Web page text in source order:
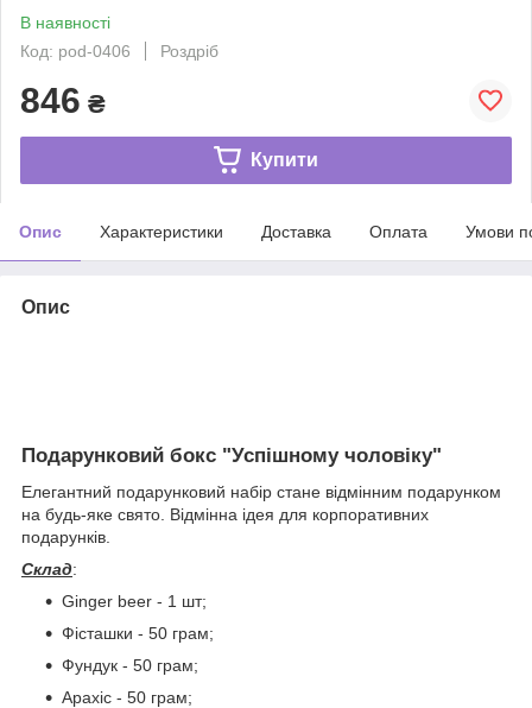
В наявності
Код: pod-0406
Роздріб
846 ₴
Купити
Опис Характеристики Доставка Оплата Умови
Опис
Подарунковий бокс "Успішному чоловіку"
Елегантний подарунковий набір стане відмінним подарунком
на будь-яке свято. Відмінна ідея для корпоративних
подарунків.
Склад:
Ginger beer - 1 шт;
Фісташки - 50 грам;
Фундук - 50 грам;
Арахіс - 50 грам;